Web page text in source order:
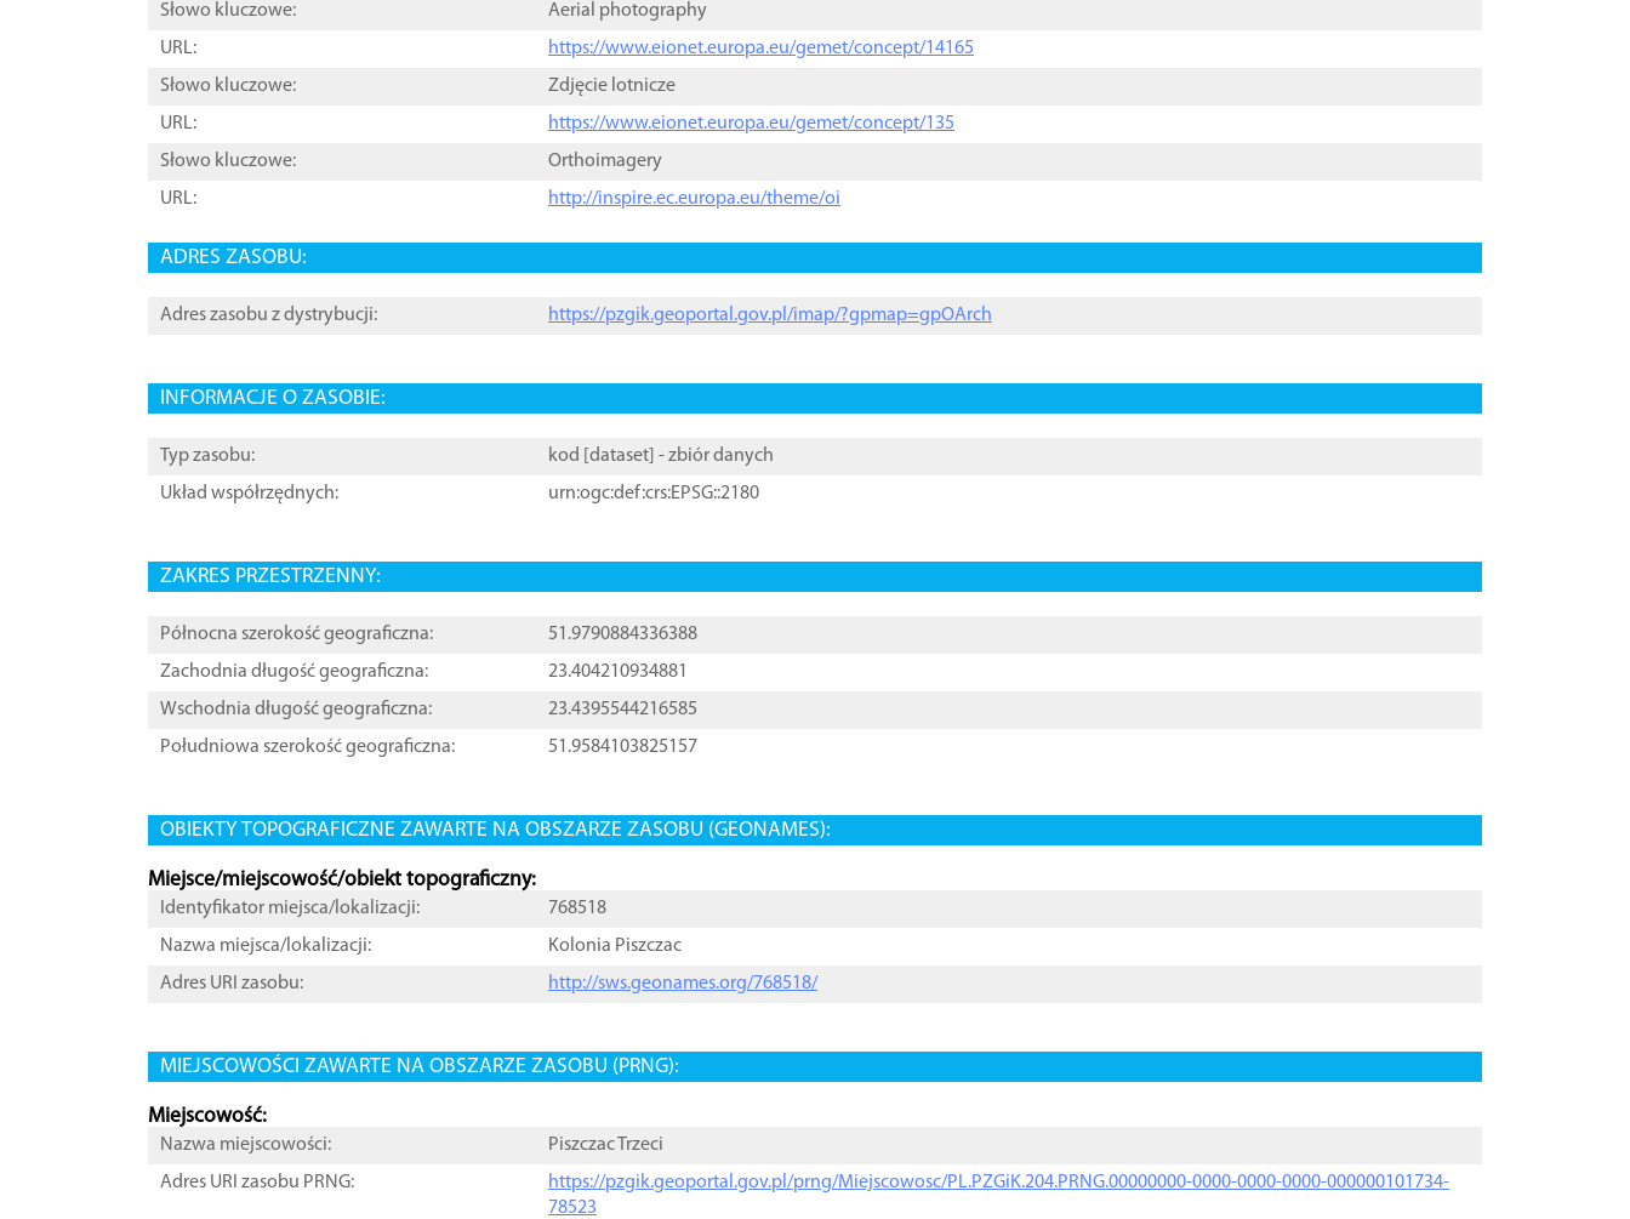
Słowo kluczowe:
Aerial photography
URL:
https://www.eionet.europa.eu/gemet/concept/14165
Słowo kluczowe:
Zdjęcie lotnicze
URL:
https://www.eionet.europa.eu/gemet/concept/135
Słowo kluczowe:
Orthoimagery
URL:
http://inspire.ec.europa.eu/theme/oi
ADRES ZASOBU:
Adres zasobu z dystrybucji: https://pzgik.geoportal.gov.pl/imap/?gpmap=gpOArch
INFORMACJE O ZASOBIE:
Typ zasobu: kod [ dataset ] - zbiór danych
Układ współrzędnych:
urn:ogc:def:crs:EPSG::2180
ZAKRES PRZESTRZENNY:
Północna szerokość geograficzna:
51.9790884336388
Zachodnia długość geograficzna:
23.404210934881
Wschodnia długość geograficzna:
23.4395544216585
Południowa szerokość geograficzna:
51.9584103825157
OBIEKTY TOPOGRAFICZNE ZAWARTE NA OBSZARZE ZASOBU (GEONAMES):
Miejsce/miejscowość/obiekt topograficzny:
Identyfikator miejsca/lokalizacji:
768518
Nazwa miejsca/lokalizacji:
Kolonia Piszczac
Adres URI zasobu:
http://sws.geonames.org/768518/
MIEJSCOWOŚCI ZAWARTE NA OBSZARZE ZASOBU (PRNG):
Miejscowość:
Nazwa miejscowości:
Piszczac Trzeci
Adres URI zasobu PRNG:
https://pzgik.geoportal.gov.pl/prng/Miejscowosc/PL.PZGiK.204.PRNG.00000000-0000-0000-0000-000000101734-
78523